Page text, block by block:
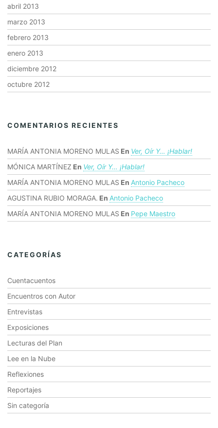
abril 2013
marzo 2013
febrero 2013
enero 2013
diciembre 2012
octubre 2012
COMENTARIOS RECIENTES
MARÍA ANTONIA MORENO MULAS En Ver, Oír Y… ¡hablar!
MÓNICA MARTÍNEZ En Ver, Oír Y… ¡hablar!
MARÍA ANTONIA MORENO MULAS En Antonio Pacheco
AGUSTINA RUBIO MORAGA. En Antonio Pacheco
MARÍA ANTONIA MORENO MULAS En Pepe Maestro
CATEGORÍAS
Cuentacuentos
Encuentros con Autor
Entrevistas
Exposiciones
Lecturas del Plan
Lee en la Nube
Reflexiones
Reportajes
Sin categoría